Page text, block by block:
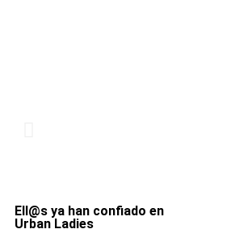
Ell@s ya han confiado en
Urban Ladies